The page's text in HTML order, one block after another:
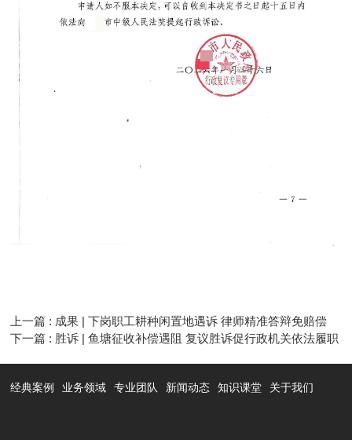
上一篇 : 成果 | 下岗职工耕种闲置地遇诉 律师精准答辩免赔偿
下一篇 : 胜诉 | 鱼塘征收补偿遇阻 复议胜诉促行政机关依法履职
经典案例 业务领域 专业团队 新闻动态 知识课堂 关于我们